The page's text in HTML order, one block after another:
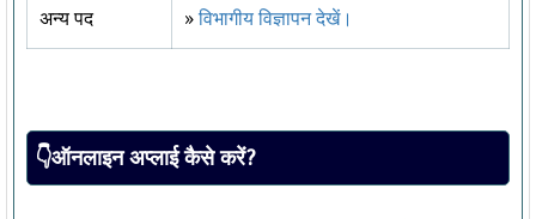
अन्य पद »विभागीय विज्ञापन देखें।
👇ऑनलाइन अप्लाई कैसे करें?